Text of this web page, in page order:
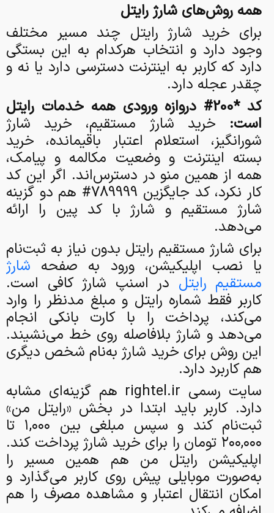
همه روش‌های شارژ رایتل
برای خرید شارژ رایتل چند مسیر مختلف
وجود دارد و انتخاب هرکدام به این بستگی
دارد که کاربر به اینترنت دسترسی دارد یا نه و
چقدر عجله دارد.
کد *200# دروازه ورودی همه خدمات رایتل
است: خرید شارژ مستقیم، خرید شارژ
شورانگیز، استعلام اعتبار باقیمانده، خرید
بسته اینترنت و وضعیت مکالمه و پیامک،
همه از همین منو در دسترس‌اند. اگر این کد
کار نکرد، کد جایگزین 789999# هم دو گزینه
شارژ مستقیم و شارژ با کد پین را ارائه
می‌دهد.
برای شارژ مستقیم رایتل بدون نیاز به ثبت‌نام
یا نصب اپلیکیشن، ورود به صفحه شارژ
مستقیم رایتل در اسنپ شارژ کافی است.
کاربر فقط شماره رایتل و مبلغ مدنظر را وارد
می‌کند، پرداخت را با کارت بانکی انجام
می‌دهد و شارژ بلافاصله روی خط می‌نشیند.
این روش برای خرید شارژ به‌نام شخص دیگری
هم کاربرد دارد.
سایت رسمی rightel.ir هم گزینه‌ای مشابه
دارد. کاربر باید ابتدا در بخش «رایتل من»
ثبت‌نام کند و سپس مبلغی بین ۱,۰۰۰ تا
۲۰۰,۰۰۰ تومان را برای خرید شارژ پرداخت کند.
اپلیکیشن رایتل من هم همین مسیر را
به‌صورت موبایلی پیش روی کاربر می‌گذارد و
امکان انتقال اعتبار و مشاهده مصرف را هم